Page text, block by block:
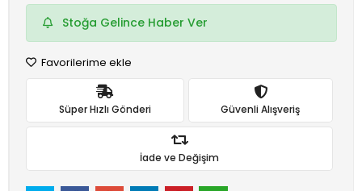
Stoğa Gelince Haber Ver
Favorilerime ekle
Süper Hızlı Gönderi Güvenli Alışveriş
İade ve Değişim